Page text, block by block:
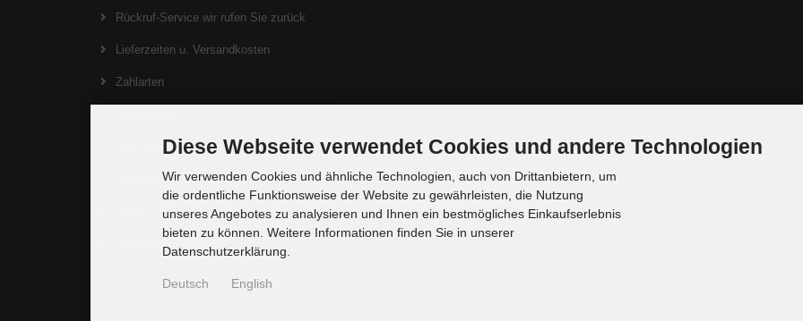
Rückruf-Service wir rufen Sie zurück
Lieferzeiten u. Versandkosten
Zahlarten
AGB und Widerrufsrecht
Privatsphäre und Datenschutz
Diese Webseite verwendet Cookies und andere Technologien
Wir verwenden Cookies und ähnliche Technologien, auch von Drittanbietern, um
die ordentliche Funktionsweise der Website zu gewährleisten, die Nutzung
unseres Angebotes zu analysieren und Ihnen ein bestmögliches Einkaufserlebnis
bieten zu können. Weitere Informationen finden Sie in unserer
Datenschutzerklärung.
Deutsch English